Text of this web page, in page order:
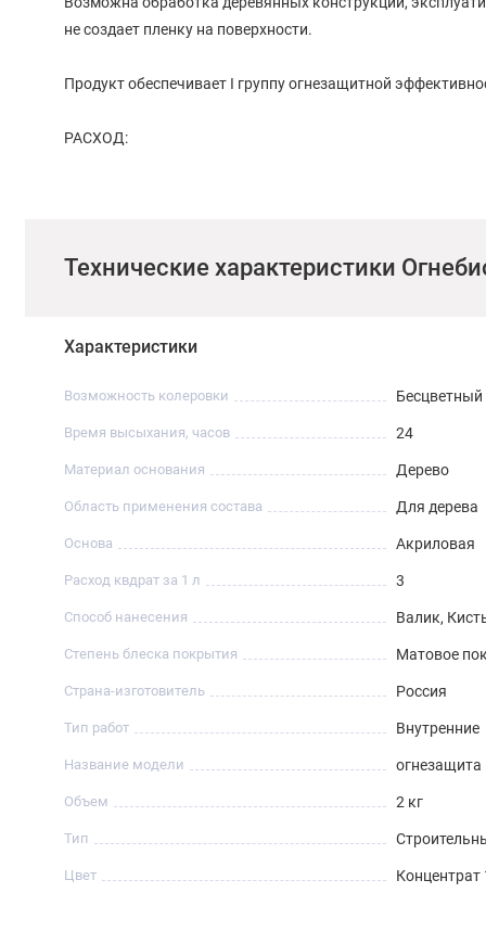
не создает пленку на поверхности.
Продукт обеспечивает I группу огнезащитной
РАСХОД:
• Продукт обеспечивает II группу огнезащитной
Технические характеристики
Характеристики
Возможность колеровки Бесцветный
Время высыхания, часов 24
Материал основания Дерево
Область применения состава Для дерева
Основа Акриловая
Расход квдрат за 1 л 3
Способ нанесения Валик,
Степень блеска покрытия Матовое
Страна-изготовитель Россия
Тип работ Внутренние
Название модели огнезащита
Объем 2 кг
Тип
Цвет Концентрат